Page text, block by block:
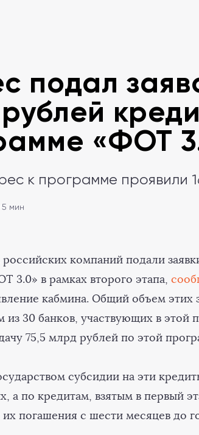
подал
«ФОТ
к программе проявили
5 мин
российских компаний подали
3.0» в рамках второго этапа,
кабмина. Общий объем этих
из 30 банков, участвующих в этой
75,5 млрд рублей по этой
субсидии на эти
а по кредитам, взятым в первый
погашения с шести месяцев до